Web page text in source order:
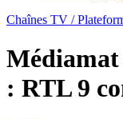
Chaînes TV /
Médiamat
: RTL 9